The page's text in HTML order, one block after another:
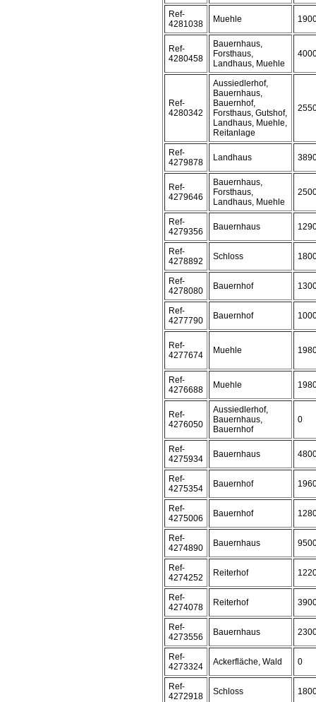
Ref-
4281038
Muehle
Ref-
4280458
Bauernhaus,
Forsthaus,
Landhaus, Muehle
Ref-
4280342
Aussiedlerhof,
Bauernhaus,
Bauernhof,
Forsthaus, Gutshof,
Landhaus, Muehle,
Reitanlage
Ref-
4279878
Landhaus
Ref-
4279646
Bauernhaus,
Forsthaus,
Landhaus, Muehle
Ref-
4279356
Bauernhaus
Ref-
4278892
Schloss
Ref-
4278080
Bauernhof
Ref-
4277790
Bauernhof
Ref-
4277674
Muehle
Ref-
4276688
Muehle
Ref-
4276050
Aussiedlerhof,
Bauernhaus,
Bauernhof
0
Ref-
4275934
Bauernhaus
Ref-
4275354
Bauernhof
Ref-
4275006
Bauernhof
Ref-
4274890
Bauernhaus
Ref-
4274252
Reiterhof
Ref-
4274078
Reiterhof
Ref-
4273556
Bauernhaus
Ref-
4273324
Ackerfläche, Wald 0
Ref-
4272918
Schloss